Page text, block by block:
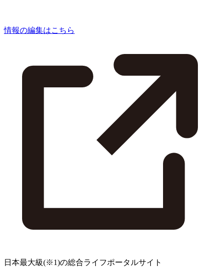
情報の編集はこちら
日本最大級(※1)の総合ライフポータルサイト